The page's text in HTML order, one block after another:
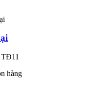
TĐ11
hàng